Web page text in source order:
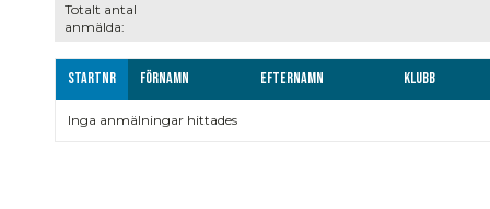
Totalt antal
anmälda:
Startnr Förnamn Efternamn Klubb
Inga anmälningar hittades